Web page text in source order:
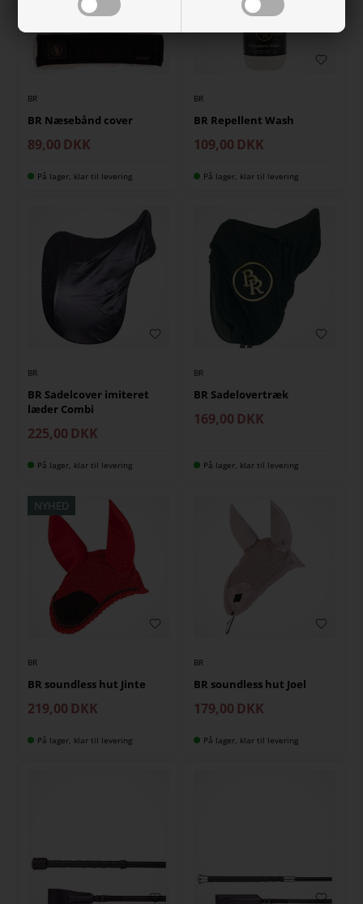
BR
BR Næsebånd cover
89,00 DKK
På lager, klar til levering
BR
BR Repellent Wash
109,00 DKK
På lager, klar til levering
BR
BR Sadelcover imiteret
læder Combi
225,00 DKK
På lager, klar til levering
BR
BR Sadelovertræk
169,00 DKK
På lager, klar til levering
NYHED
BR
BR soundless hut Jinte
219,00 DKK
På lager, klar til levering
BR
BR soundless hut Joel
179,00 DKK
På lager, klar til levering